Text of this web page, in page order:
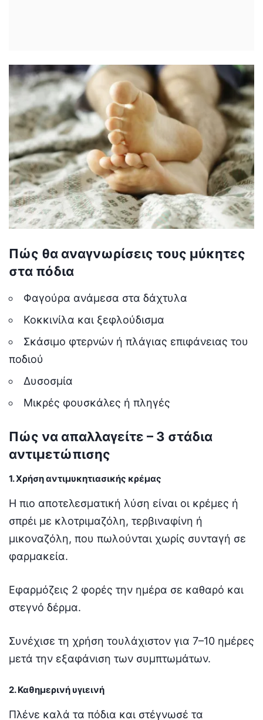
Πώς θα αναγνωρίσεις τους μύκητες
στα πόδια
Φαγούρα ανάμεσα στα δάχτυλα
Κοκκινίλα και ξεφλούδισμα
Σκάσιμο φτερνών ή πλάγιας επιφάνειας του
ποδιού
Δυσοσμία
Μικρές φουσκάλες ή πληγές
Πώς να απαλλαγείτε – 3 στάδια
αντιμετώπισης
1. Χρήση αντιμυκητιασικής κρέμας
Η πιο αποτελεσματική λύση είναι οι κρέμες ή
σπρέι με κλοτριμαζόλη, τερβιναφίνη ή
μικοναζόλη, που πωλούνται χωρίς συνταγή σε
φαρμακεία.
Εφαρμόζεις 2 φορές την ημέρα σε καθαρό και
στεγνό δέρμα.
Συνέχισε τη χρήση τουλάχιστον για 7–10 ημέρες
μετά την εξαφάνιση των συμπτωμάτων.
2. Καθημερινή υγιεινή
Πλένε καλά τα πόδια και στέγνωσέ τα